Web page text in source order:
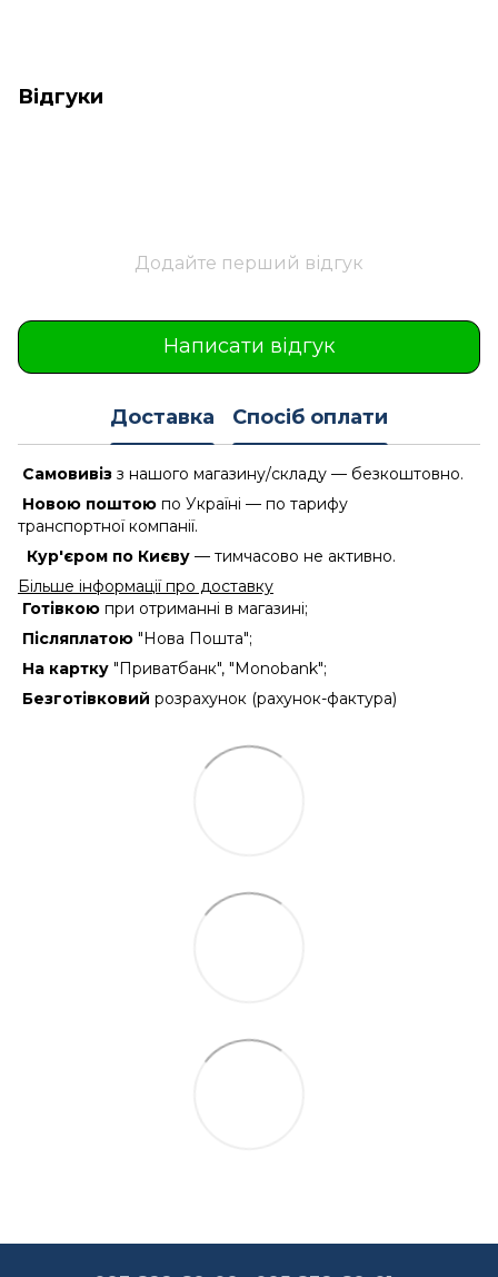
Відгуки
Додайте перший відгук
Написати відгук
Доставка Спосіб оплати
Самовивіз з нашого магазину/складу — безкоштовно.
Новою поштою по Україні — по тарифу
транспортної компанії.
Кур'єром по Києву — тимчасово не активно.
Більше інформації про доставку
Готівкою при отриманні в магазині;
Післяплатою "Нова Пошта";
На картку "Приватбанк", "Monobank";
Безготівковий розрахунок (рахунок-фактура)